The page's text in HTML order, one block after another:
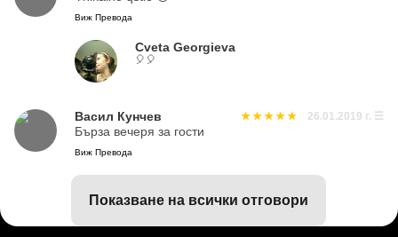
Виж Превода
Cveta Georgieva
🎈🎈
Васил Кунчев 26.01.2019 г. ☰
Бърза вечеря за гости
Виж Превода
показване на всички отговори